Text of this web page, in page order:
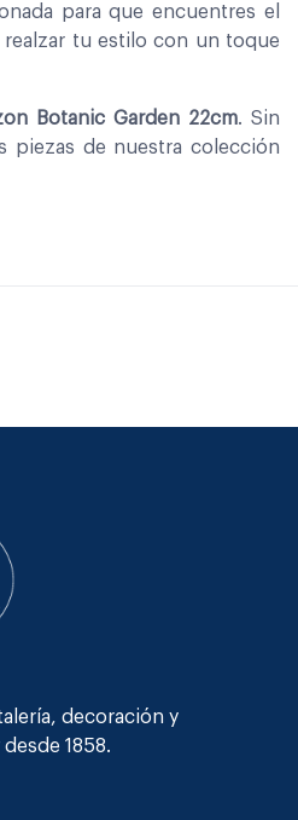
para que encuentres el
tu estilo con un toque
Botanic Garden 22cm. Sin
piezas de nuestra colección
decoración y
1858.